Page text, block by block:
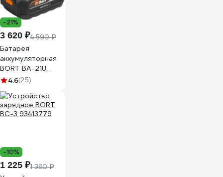
-21%
3 620 ₽4 590 ₽
Батарея
аккумуляторная
BORT BA-21U
93415926
4.6(25)
-10%
1 225 ₽1 360 ₽